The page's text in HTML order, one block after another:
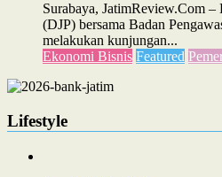
Surabaya, JatimReview.Com –
(DJP) bersama Badan
melakukan kunjungan...
Ekonomi Bisnis Featured
Lifestyle